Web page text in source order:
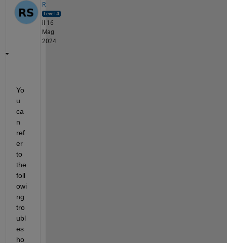
R
il 16
Mag
2024
Yo
u
ca
n
ref
er
to
the
foll
owi
ng
tro
ubl
es
ho